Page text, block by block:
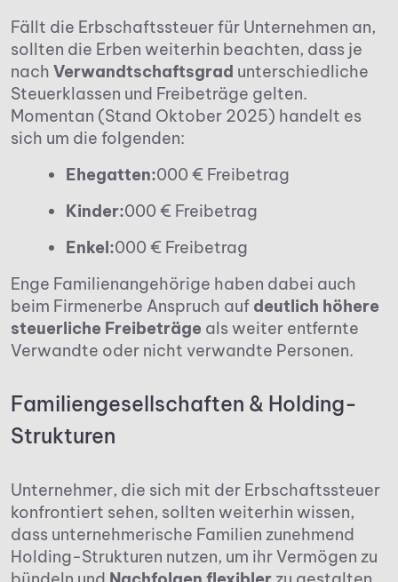
Fällt die Erbschaftssteuer für Unternehmen an,
sollten die Erben weiterhin beachten, dass je
nach Verwandtschaftsgrad unterschiedliche
Steuerklassen und Freibeträge gelten.
Momentan (Stand Oktober 2025) handelt es
sich um die folgenden:
Ehegatten:000 € Freibetrag
Kinder:000 € Freibetrag
Enkel:000 € Freibetrag
Enge Familienangehörige haben dabei auch
beim Firmenerbe Anspruch auf deutlich höhere
steuerliche Freibeträge als weiter entfernte
Verwandte oder nicht verwandte Personen.
Familiengesellschaften & Holding-
Strukturen
Unternehmer, die sich mit der Erbschaftssteuer
konfrontiert sehen, sollten weiterhin wissen,
dass unternehmerische Familien zunehmend
Holding-Strukturen nutzen, um ihr Vermögen zu